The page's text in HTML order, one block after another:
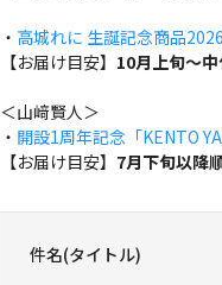
・ 高城れに 生誕記念商品2026
【お届け目安】 10月上旬～
＜山﨑賢人＞
・ 開設1周年記念「KENTO
【お届け目安】 7月下旬以降
件名(タイトル)